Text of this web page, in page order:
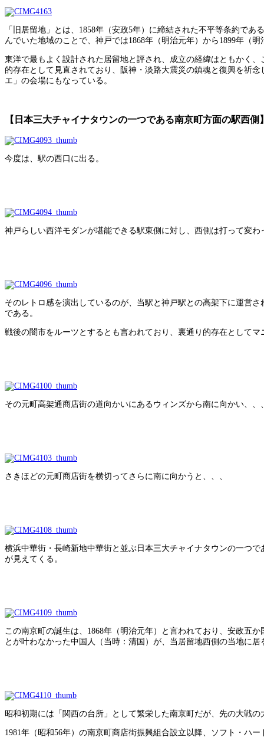
「旧居留地」とは、1858年（安政5年）に締結された不平等条約で
んでいた地域のことで、神戸では1868年（明治元年）から1899年（
東洋で最もよく設計された居留地と評され、成立の経緯はともかく
的存在として見直されており、阪神・淡路大震災の鎮魂と復興を祈
エ」の会場にもなっている。
【日本三大チャイナタウンの一つである南京町方面の駅西側
今度は、駅の西口に出る。
神戸らしい西洋モダンが堪能できる駅東側に対し、西側は打って変
そのレトロ感を演出しているのが、当駅と神戸駅との高架下に運営
である。
戦後の闇市をルーツとするとも言われており、裏通り的存在として
その元町高架通商店街の道向かいにあるウィンズから南に向かい、、
さきほどの元町商店街を横切ってさらに南に向かうと、、、
横浜中華街・長崎新地中華街と並ぶ日本三大チャイナタウンの一つ
が見えてくる。
この南京町の誕生は、1868年（明治元年）と言われており、安政五
とが叶わなかった中国人（当時：清国）が、当居留地西側の当地に
昭和初期には「関西の台所」として繁栄した南京町だが、先の大戦
1981年（昭和56年）の南京町商店街振興組合設立以降、ソフト・ハ